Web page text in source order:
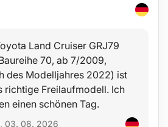
Ø 23,6 mm)
(Stutzen Ø 16,9 mm,
System)
Land Cruiser GRJ79
70, ab 7/2009,
des Modelljahres 2022) ist
richtige Freilaufmodell. Ich
einen schönen Tag.
03. 08. 2026